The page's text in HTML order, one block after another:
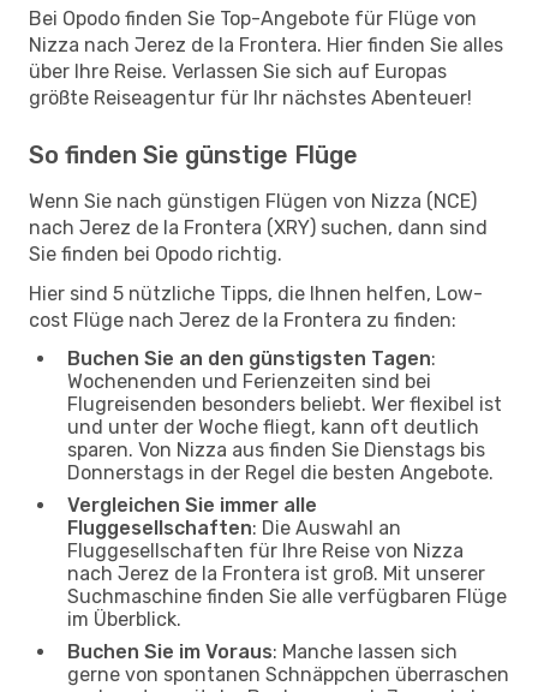
Bei Opodo finden Sie Top-Angebote für Flüge von
Nizza nach Jerez de la Frontera. Hier finden Sie alles
über Ihre Reise. Verlassen Sie sich auf Europas
größte Reiseagentur für Ihr nächstes Abenteuer!
So finden Sie günstige Flüge
Wenn Sie nach günstigen Flügen von Nizza (NCE)
nach Jerez de la Frontera (XRY) suchen, dann sind
Sie finden bei Opodo richtig.
Hier sind 5 nützliche Tipps, die Ihnen helfen, Low-
cost Flüge nach Jerez de la Frontera zu finden:
Buchen Sie an den günstigsten Tagen:
Wochenenden und Ferienzeiten sind bei
Flugreisenden besonders beliebt. Wer flexibel ist
und unter der Woche fliegt, kann oft deutlich
sparen. Von Nizza aus finden Sie Dienstags bis
Donnerstags in der Regel die besten Angebote.
Vergleichen Sie immer alle
Fluggesellschaften: Die Auswahl an
Fluggesellschaften für Ihre Reise von Nizza
nach Jerez de la Frontera ist groß. Mit unserer
Suchmaschine finden Sie alle verfügbaren Flüge
im Überblick.
Buchen Sie im Voraus: Manche lassen sich
gerne von spontanen Schnäppchen überraschen